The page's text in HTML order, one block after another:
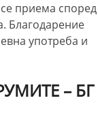
приема според
Благодарение
употреба и
– БГ